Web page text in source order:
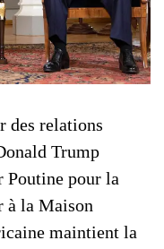
des relations
Trump
Poutine pour la
à la Maison
maintient la